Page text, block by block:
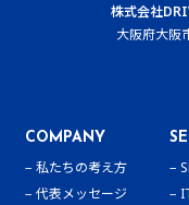
株式会社
大阪府大阪
COMPANY
私たちの考え方
代表メッセージ